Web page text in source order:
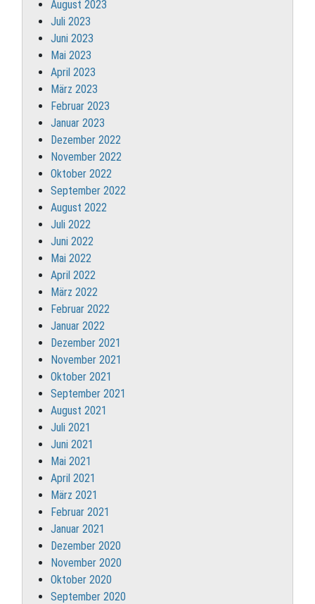
August 2023
Juli 2023
Juni 2023
Mai 2023
April 2023
März 2023
Februar 2023
Januar 2023
Dezember 2022
November 2022
Oktober 2022
September 2022
August 2022
Juli 2022
Juni 2022
Mai 2022
April 2022
März 2022
Februar 2022
Januar 2022
Dezember 2021
November 2021
Oktober 2021
September 2021
August 2021
Juli 2021
Juni 2021
Mai 2021
April 2021
März 2021
Februar 2021
Januar 2021
Dezember 2020
November 2020
Oktober 2020
September 2020